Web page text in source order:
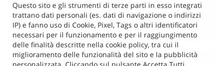
Questo sito e gli strumenti di terze parti in esso integrati
trattano dati personali (es. dati di navigazione o indirizzi
IP) e fanno uso di Cookie, Pixel, Tags o altri identificatori
necessari per il funzionamento e per il raggiungimento
delle finalità descritte nella cookie policy, tra cui il
miglioramento delle funzionalità del sito e la pubblicità